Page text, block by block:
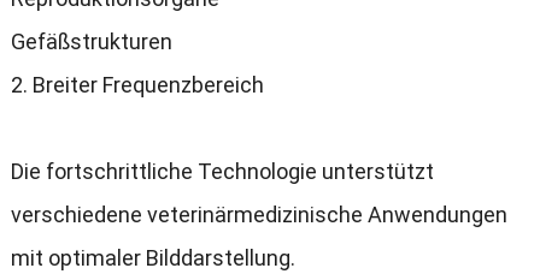
Gefäßstrukturen
2. Breiter Frequenzbereich
Die fortschrittliche Technologie unterstützt
verschiedene veterinärmedizinische Anwendungen
mit optimaler Bilddarstellung.